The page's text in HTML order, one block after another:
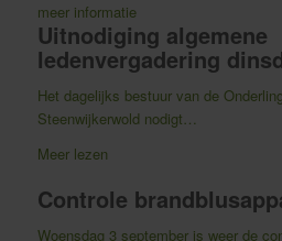
meer informatie
Uitnodiging algemene
ledenvergadering
Het dagelijks bestuur van de
Steenwijkerwold nodigt…
Meer lezen
Controle
Woensdag 3 september is weer de